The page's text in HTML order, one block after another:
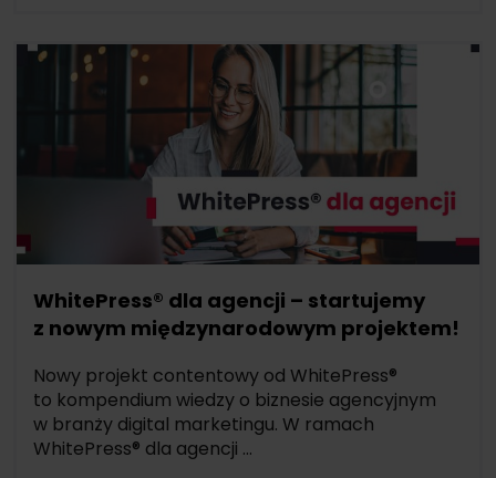
WhitePress® dla agencji – startujemy
z nowym międzynarodowym projektem!
Nowy projekt contentowy od WhitePress®
to kompendium wiedzy o biznesie agencyjnym
w branży digital marketingu. W ramach
WhitePress® dla agencji ...